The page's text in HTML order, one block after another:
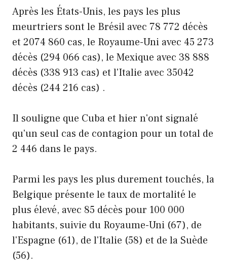
Après les États-Unis, les pays les plus
meurtriers sont le Brésil avec 78 772 décès
et 2074 860 cas, le Royaume-Uni avec 45 273
décès (294 066 cas), le Mexique avec 38 888
décès (338 913 cas) et l'Italie avec 35042
décès (244 216 cas) .
Il souligne que Cuba et hier n'ont signalé
qu'un seul cas de contagion pour un total de
2 446 dans le pays.
Parmi les pays les plus durement touchés, la
Belgique présente le taux de mortalité le
plus élevé, avec 85 décès pour 100 000
habitants, suivie du Royaume-Uni (67), de
l'Espagne (61), de l'Italie (58) et de la Suède
(56).